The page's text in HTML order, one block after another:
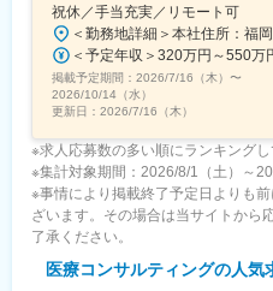
変更の範囲：会社の定める業
祝休／手当充実／リモート可
掲載予定期間： 2026/7/16（木） 〜
2026/10/14（水）
更新日： 2026/7/16（木）
※求人応募数の多い順にランキング
※集計対象期間：2026/8/1（土）～
※事情により掲載終了予定日よりも
ざいます。その場合は当サイトから
了承ください。
医療コンサルティングの人気